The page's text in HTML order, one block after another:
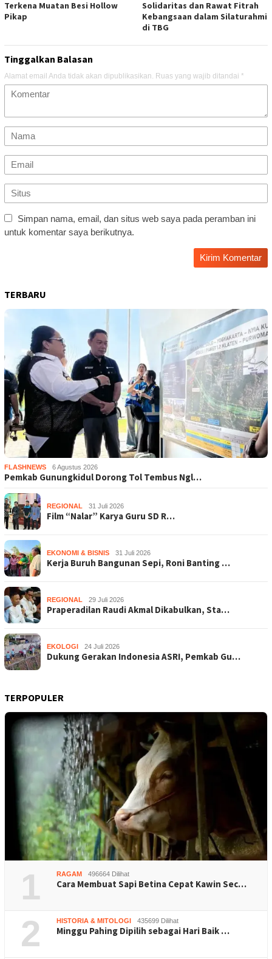
Terkena Muatan Besi Hollow
Pikap
Solidaritas dan Rawat Fitrah
Kebangsaan dalam Silaturahmi
di TBG
Tinggalkan Balasan
Alamat email Anda tidak akan dipublikasikan. Ruas yang wajib ditandai *
Simpan nama, email, dan situs web saya pada peramban ini
untuk komentar saya berikutnya.
TERBARU
FLASHNEWS 6 Agustus 2026
Pemkab Gunungkidul Dorong Tol Tembus Ngl…
REGIONAL 31 Juli 2026
Film “Nalar” Karya Guru SD R…
EKONOMI & BISNIS 31 Juli 2026
Kerja Buruh Bangunan Sepi, Roni Banting …
REGIONAL 29 Juli 2026
Praperadilan Raudi Akmal Dikabulkan, Sta…
EKOLOGI 24 Juli 2026
Dukung Gerakan Indonesia ASRI, Pemkab Gu…
TERPOPULER
1 RAGAM 496664 Dilihat
Cara Membuat Sapi Betina Cepat Kawin Sec…
2 HISTORIA & MITOLOGI 435699 Dilihat
Minggu Pahing Dipilih sebagai Hari Baik …